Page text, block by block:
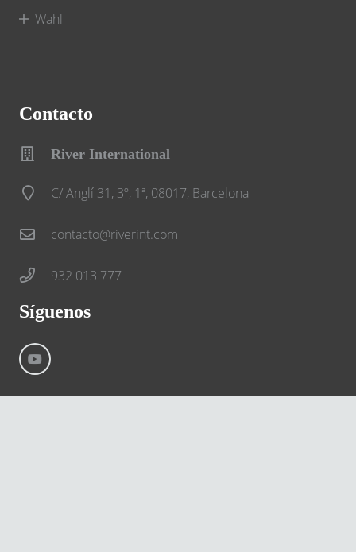
Wahl
Contacto
River International
C/ Anglí 31, 3º, 1ª, 08017, Barcelona
contacto@riverint.com
932 013 777
Síguenos